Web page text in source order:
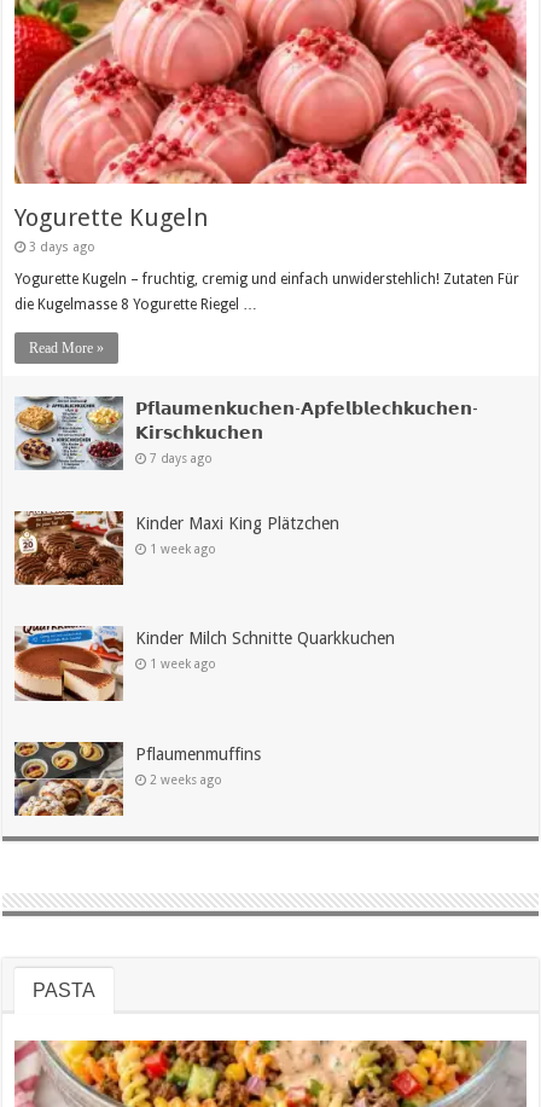
Yogurette Kugeln
3 days ago
Yogurette Kugeln – fruchtig, cremig und einfach unwiderstehlich! Zutaten Für
die Kugelmasse 8 Yogurette Riegel …
Read More »
𝗣𝗳𝗹𝗮𝘂𝗺𝗲𝗻𝗸𝘂𝗰𝗵𝗲𝗻-𝗔𝗽𝗳𝗲𝗹𝗯𝗹𝗲𝗰𝗵𝗸𝘂𝗰𝗵𝗲𝗻-
𝗞𝗶𝗿𝘀𝗰𝗵𝗸𝘂𝗰𝗵𝗲𝗻
7 days ago
Kinder Maxi King Plätzchen
1 week ago
Kinder Milch Schnitte Quarkkuchen
1 week ago
Pflaumenmuffins
2 weeks ago
PASTA